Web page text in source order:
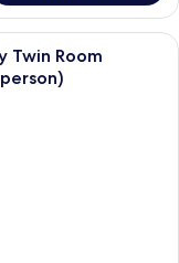
takımı, kuştüyü yorgan,
Twin Room